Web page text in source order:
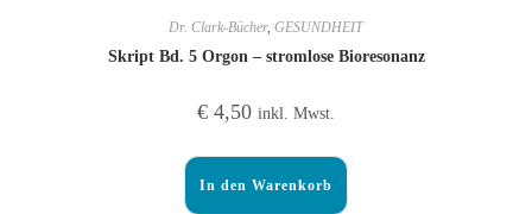
Dr. Clark-Bücher, GESUNDHEIT
Skript Bd. 5 Orgon – stromlose Bioresonanz
€ 4,50 inkl. Mwst.
In den Warenkorb